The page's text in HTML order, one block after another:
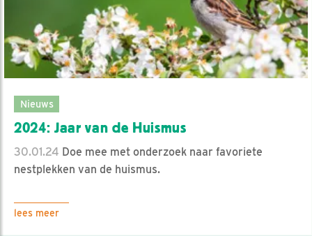
Nieuws
2024: Jaar van de Huismus
30.01.24 Doe mee met onderzoek naar favoriete
nestplekken van de huismus.
lees meer